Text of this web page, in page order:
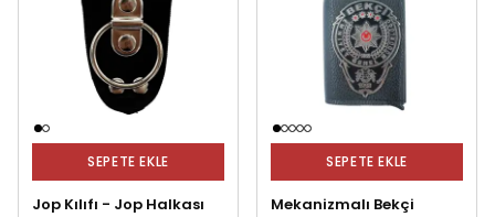
SEPETE EKLE
Jop Kılıfı - Jop Halkası
SEPETE EKLE
Mekanizmalı Bekçi